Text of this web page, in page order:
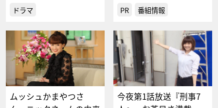
ドラマ PR 番組情報
ムッシュかまやつさ
今夜第1話放送『刑事7